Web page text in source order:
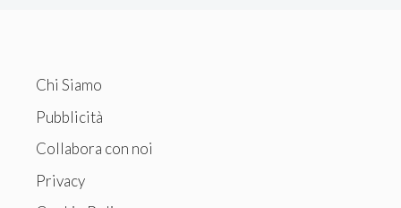
Chi Siamo
Pubblicità
Collabora con noi
Privacy